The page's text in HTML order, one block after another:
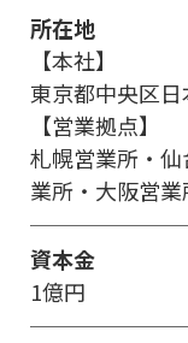
所在地
【本社】
東京都中央区
【営業拠点】
札幌営業所・
業所・ 大阪営
資本金
1億円